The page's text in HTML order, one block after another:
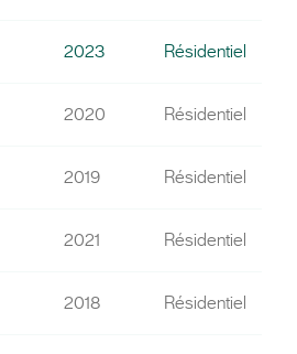
2023 Résidentiel
2020 Résidentiel
2019 Résidentiel
2021 Résidentiel
2018 Résidentiel